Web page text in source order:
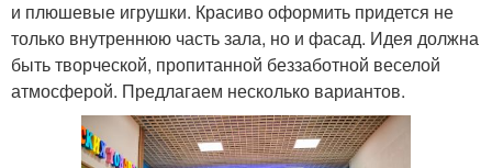
и плюшевые игрушки. Красиво оформить придется не
только внутреннюю часть зала, но и фасад. Идея должна
быть творческой, пропитанной беззаботной веселой
атмосферой. Предлагаем несколько вариантов.